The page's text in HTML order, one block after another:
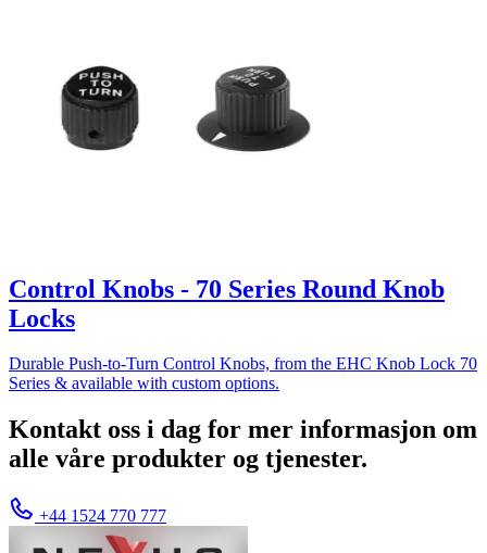
Control Knobs - 70 Series Round Knob
Locks
Durable Push-to-Turn Control Knobs, from the EHC Knob Lock 70
Series & available with custom options.
Kontakt oss i dag for mer informasjon om
alle våre produkter og tjenester.
+44 1524 770 777